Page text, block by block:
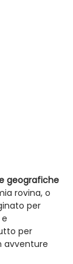
geografiche
rovina, o
per
per
avventure